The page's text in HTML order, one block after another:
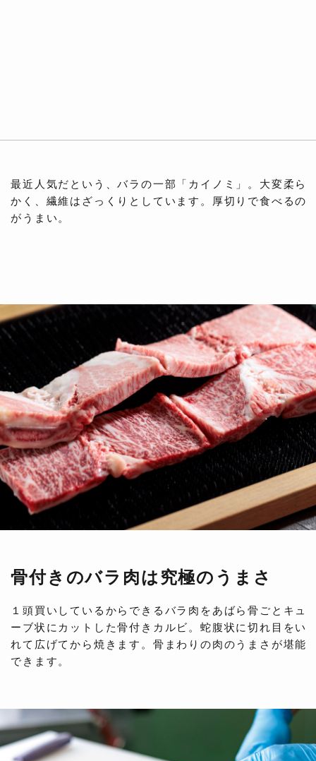
最近人気だという、バラの一部「カイノミ」。大変柔ら
かく、繊維はざっくりとしています。厚切りで食べるの
がうまい。
骨付きのバラ肉は究極のうまさ
１頭買いしているからできるバラ肉をあばら骨ごとキュ
ーブ状にカットした骨付きカルビ。蛇腹状に切れ目をい
れて広げてから焼きます。骨まわりの肉のうまさが堪能
できます。